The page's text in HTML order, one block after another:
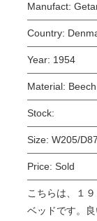
Manufact:
Country:
Year: 1954
Material:
Stock:
Size: W205/
Price: Sold
こちらは、１
ベッドです。